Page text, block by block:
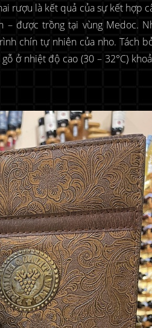
rượu là kết quả của sự kết hợp
– được trồng tại vùng Medoc.
chín tự nhiên của nho. Tách
ở nhiệt độ cao (30 – 32°C)